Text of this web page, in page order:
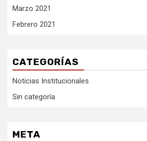
Marzo 2021
Febrero 2021
CATEGORÍAS
Noticias Institucionales
Sin categoría
META